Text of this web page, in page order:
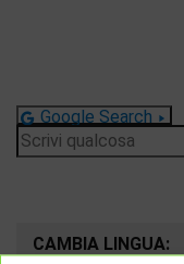
Google Search
Ricerca
per:
CAMBIA LINGUA: